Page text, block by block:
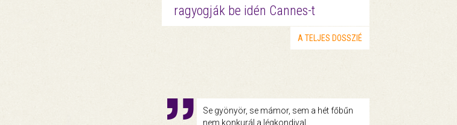
ragyogják be idén Cannes-t
A TELJES DOSSZIÉ
Se gyönyör, se mámor, sem a hét főbűn
nem konkurál a légkondival.